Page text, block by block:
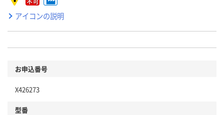
アイコンの説明
お申込番号
X426273
型番